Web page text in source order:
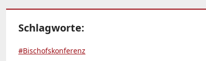
Schlagworte:
#Bischofskonferenz